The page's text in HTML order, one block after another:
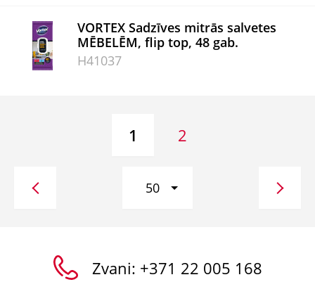
VORTEX Sadzīves mitrās salvetes
MĒBELĒM, flip top, 48 gab.
H41037
1 2
50
Zvani: +371 22 005 168